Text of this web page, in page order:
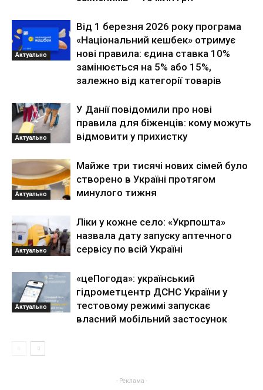
Актуально
Від 1 березня 2026 року програма
«Національний кешбек» отримує
нові правила: єдина ставка 10%
замінюється на 5% або 15%,
залежно від категорії товарів
Актуально
У Данії повідомили про нові
правила для біженців: кому можуть
відмовити у прихистку
Актуально
Майже три тисячі нових сімей було
створено в Україні протягом
минулого тижня
Актуально
Ліки у кожне село: «Укрпошта»
назвала дату запуску аптечного
сервісу по всій Україні
Актуально
«цеПогода»: український
гідрометцентр ДСНС України у
тестовому режимі запускає
власний мобільний застосунок
- Реклама -